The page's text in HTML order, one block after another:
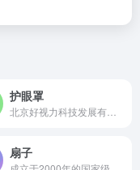
护眼罩
扇子